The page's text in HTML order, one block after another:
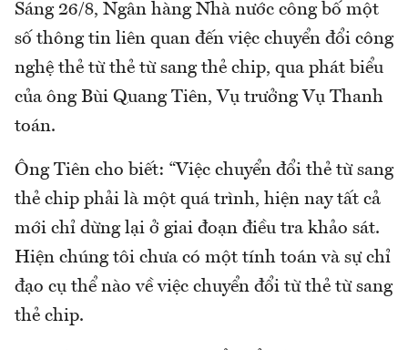
Sáng 26/8, Ngân hàng Nhà nước công bố một
số thông tin liên quan đến việc chuyển đổi công
nghệ thẻ từ thẻ từ sang thẻ chip, qua phát biểu
của ông Bùi Quang Tiên, Vụ trưởng Vụ Thanh
toán.
Ông Tiên cho biết: “Việc chuyển đổi thẻ từ sang
thẻ chip phải là một quá trình, hiện nay tất cả
mới chỉ dừng lại ở giai đoạn điều tra khảo sát.
Hiện chúng tôi chưa có một tính toán và sự chỉ
đạo cụ thể nào về việc chuyển đổi từ thẻ từ sang
thẻ chip.